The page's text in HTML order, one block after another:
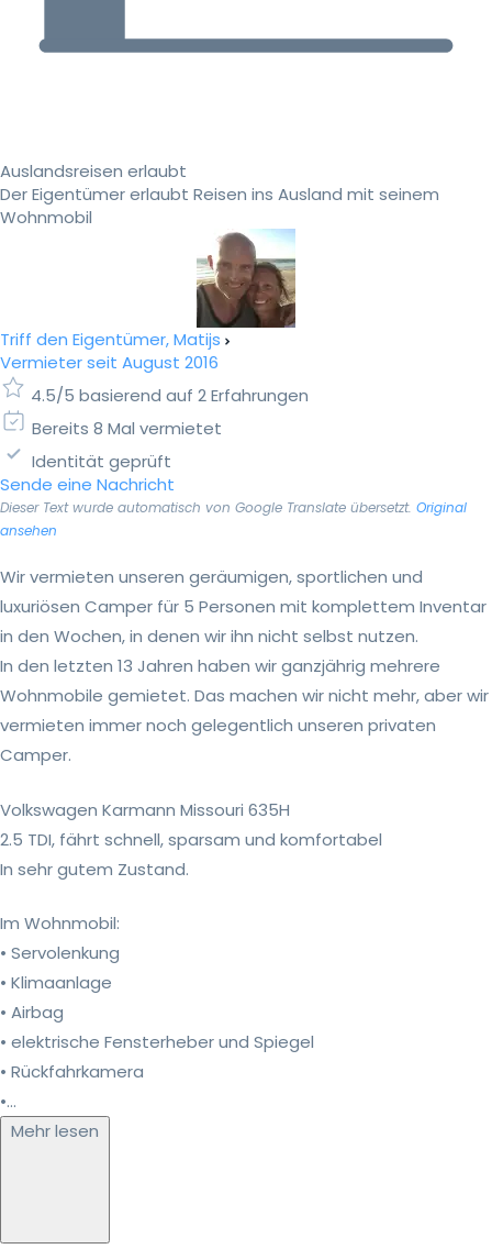
Auslandsreisen erlaubt
Der Eigentümer erlaubt Reisen ins Ausland mit seinem
Wohnmobil
Triff den Eigentümer, Matijs
Vermieter seit August 2016
4.5/5 basierend auf 2 Erfahrungen
Bereits 8 Mal vermietet
Identität geprüft
Sende eine Nachricht
Dieser Text wurde automatisch von Google Translate übersetzt. Original
ansehen
Wir vermieten unseren geräumigen, sportlichen und
luxuriösen Camper für 5 Personen mit komplettem Inventar
in den Wochen, in denen wir ihn nicht selbst nutzen.
In den letzten 13 Jahren haben wir ganzjährig mehrere
Wohnmobile gemietet. Das machen wir nicht mehr, aber wir
vermieten immer noch gelegentlich unseren privaten
Camper.
Volkswagen Karmann Missouri 635H
2.5 TDI, fährt schnell, sparsam und komfortabel
In sehr gutem Zustand.
Im Wohnmobil:
• Servolenkung
• Klimaanlage
• Airbag
• elektrische Fensterheber und Spiegel
• Rückfahrkamera
•...
Mehr lesen